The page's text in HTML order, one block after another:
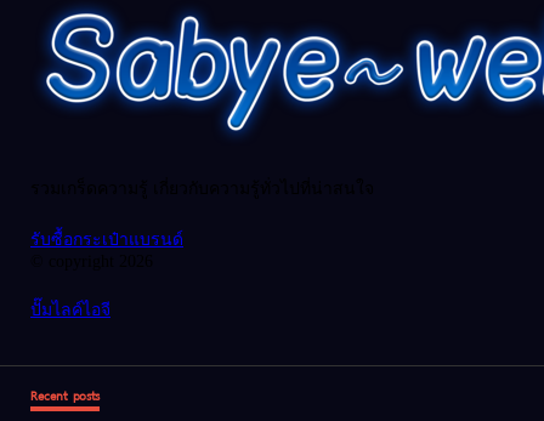
รับซื้อกระเป๋าแบรนด์
ปั๊มไลค์ไอจี
Recent posts